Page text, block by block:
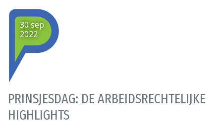
PRINSJESDAG: DE ARBEIDSRECHTELIJKE
HIGHLIGHTS
30 sep
2022